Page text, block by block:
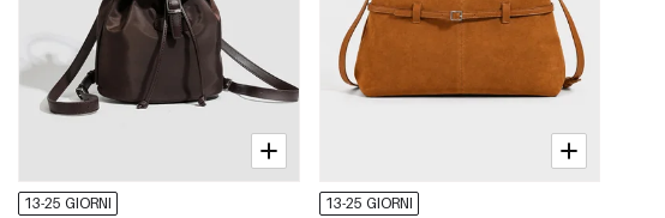
13-25 GIORNI 13-25 GIORNI